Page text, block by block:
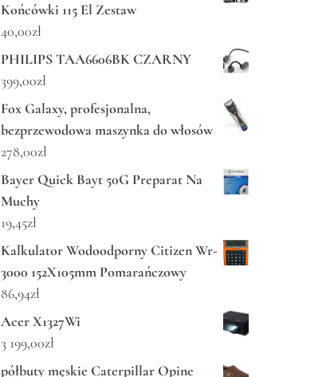
Końcówki 115 El Zestaw
40,00zł
PHILIPS TAA6606BK CZARNY
399,00zł
Fox Galaxy, profesjonalna,
bezprzewodowa maszynka do włosów
278,00zł
Bayer Quick Bayt 50G Preparat Na
Muchy
19,45zł
Kalkulator Wodoodporny Citizen Wr-
3000 152X105mm Pomarańczowy
86,94zł
Acer X1327Wi
3 199,00zł
półbuty męskie Caterpillar Opine